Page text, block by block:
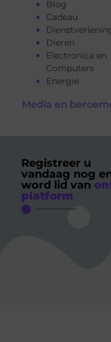
Blog
Cadeau
Dieren
Electronica en
Computers
Energie
Media en
Registreer u
vandaag nog
word lid van
platform